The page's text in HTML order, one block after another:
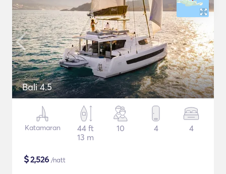
Bali 4.5
Katamaran
44 ft
13 m
10 4 4
$2,526 /natt